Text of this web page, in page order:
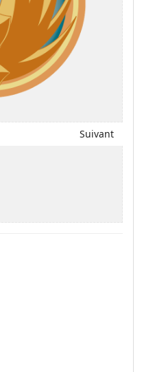
Suivant